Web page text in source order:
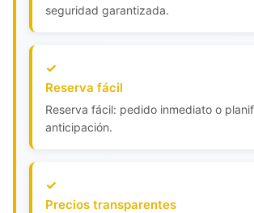
seguridad garantizada.
Reserva fácil
Reserva fácil: pedido inmediato o
anticipación.
Precios transparentes